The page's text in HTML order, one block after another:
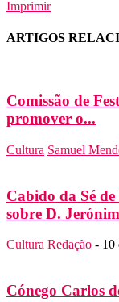
Imprimir
ARTIGOS
Comissão de
promover o...
Cultura Samuel
Cabido da Sé
sobre D.
Cultura Redação - 10
Cónego Carlos